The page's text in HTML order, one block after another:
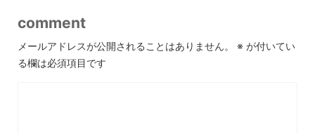
comment
メールアドレスが公開されることはありません。 ※ が付いてい
る欄は必須項目です